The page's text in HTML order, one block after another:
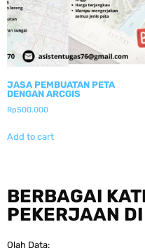
JASA PEMBUATAN PETA
DENGAN ARCGIS
Rp500.000
Add to cart
BERBAGAI
PEKERJAAN
Olah Data: